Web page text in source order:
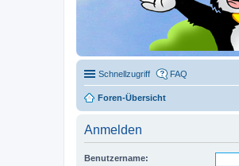
Schnellzugriff FAQ
Foren-Übersicht
Anmelden
Benutzername: